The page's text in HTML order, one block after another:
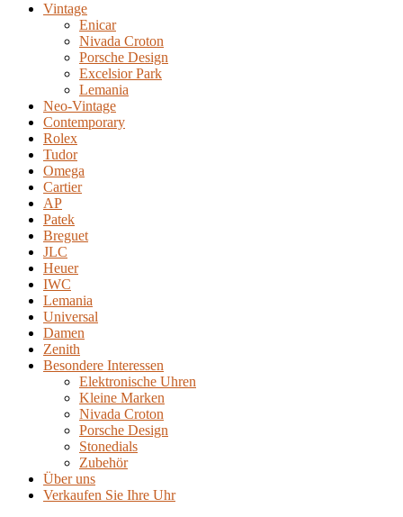
Vintage
Enicar
Nivada Croton
Porsche Design
Excelsior Park
Lemania
Neo-Vintage
Contemporary
Rolex
Tudor
Omega
Cartier
AP
Patek
Breguet
JLC
Heuer
IWC
Lemania
Universal
Damen
Zenith
Besondere Interessen
Elektronische Uhren
Kleine Marken
Nivada Croton
Porsche Design
Stonedials
Zubehör
Über uns
Verkaufen Sie Ihre Uhr